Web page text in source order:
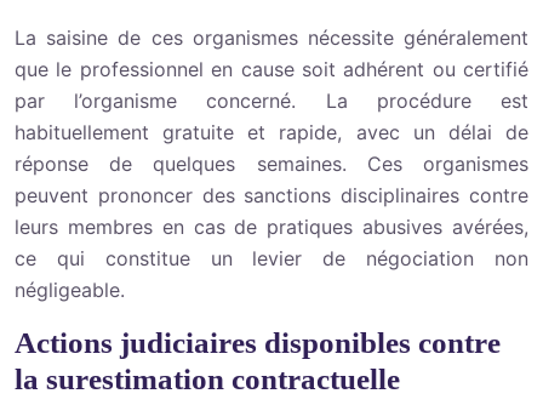
La saisine de ces organismes nécessite généralement
que le professionnel en cause soit adhérent ou certifié
par l’organisme concerné. La procédure est
habituellement gratuite et rapide, avec un délai de
réponse de quelques semaines. Ces organismes
peuvent prononcer des sanctions disciplinaires contre
leurs membres en cas de pratiques abusives avérées,
ce qui constitue un levier de négociation non
négligeable.
Actions judiciaires disponibles contre
la surestimation contractuelle